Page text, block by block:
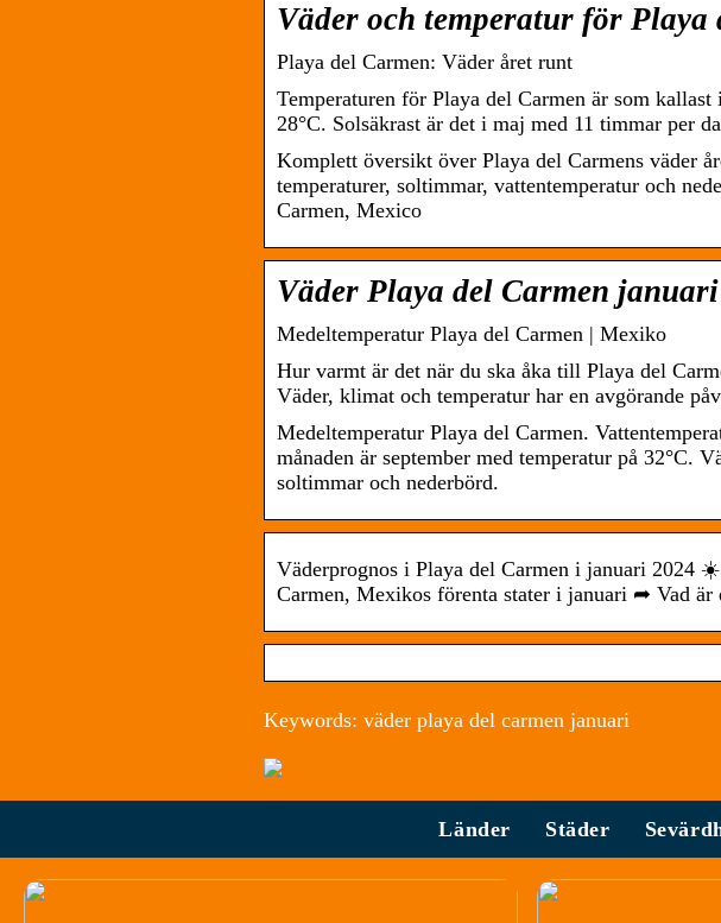
Väder och temperatur för Playa
Playa del Carmen: Väder året runt
Temperaturen för Playa del Carmen är som
28°C. Solsäkrast är det i maj med 11 timmar per
Komplett översikt över Playa del Carmens väder
temperaturer, soltimmar, vattentemperatur och
Carmen, Mexico
Väder Playa del Carmen
Medeltemperatur Playa del Carmen | Mexiko
Hur varmt är det när du ska åka till Playa del
Väder, klimat och temperatur har en avgörande
Medeltemperatur Playa del Carmen.
månaden är september med temperatur på 32°C.
soltimmar och nederbörd.
Väderprognos i Playa del Carmen i januari 2024
Carmen, Mexikos förenta stater i januari ➦ Vad
Keywords: väder playa del carmen januari
Länder Städer